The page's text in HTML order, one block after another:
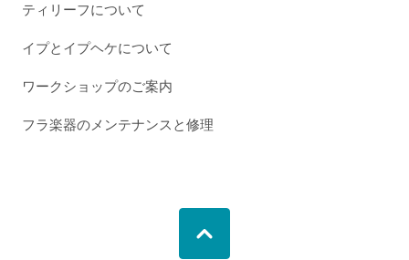
ティリーフについて
イプとイプヘケについて
ワークショップのご案内
フラ楽器のメンテナンスと修理